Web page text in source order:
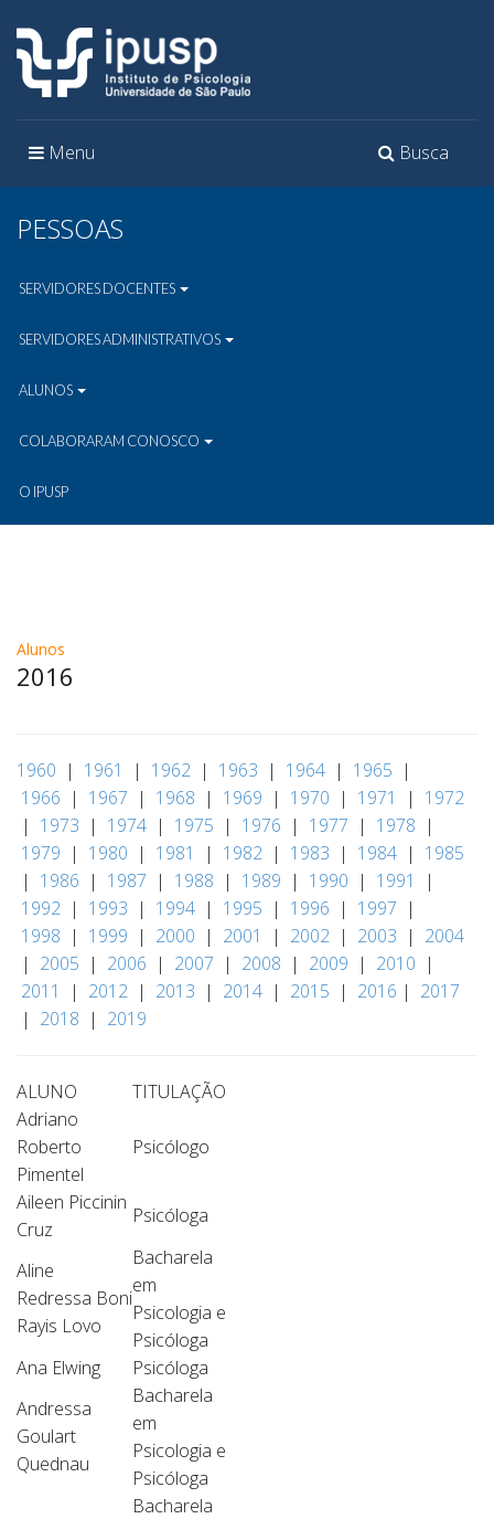
Toggle
Busca
Toggle
Menu
PESSOAS
SERVIDORES DOCENTES
SERVIDORES ADMINISTRATIVOS
ALUNOS
COLABORARAM CONOSCO
O IPUSP
Alunos
2016
1960 | 1961 | 1962 | 1963 | 1964 | 1965 |
1966 | 1967 | 1968 | 1969 | 1970 | 1971 | 1972
| 1973 | 1974 | 1975 | 1976 | 1977 | 1978 |
1979 | 1980 | 1981 | 1982 | 1983 | 1984 | 1985
| 1986 | 1987 | 1988 | 1989 | 1990 | 1991
|
1992 | 1993 | 1994 | 1995 | 1996 | 1997 |
1998 | 1999 | 2000 | 2001 | 2002 | 2003 | 2004
| 2005 | 2006 | 2007 | 2008 | 2009 | 2010 |
2011
| 2012 | 2013 | 2014 | 2015 | 2016 | 2017
| 2018 | 2019
ALUNO
TITULAÇÃO
Adriano
Roberto
Pimentel
Psicólogo
Aileen Piccinin
Cruz
Psicóloga
Aline
Redressa Boni
Rayis Lovo
Bacharela
em
Psicologia e
Psicóloga
Ana Elwing
Psicóloga
Andressa
Goulart
Quednau
Bacharela
em
Psicologia e
Psicóloga
Bacharela